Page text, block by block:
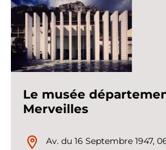
Le musée
Merveilles
Av. du 16 Septembre 1947,